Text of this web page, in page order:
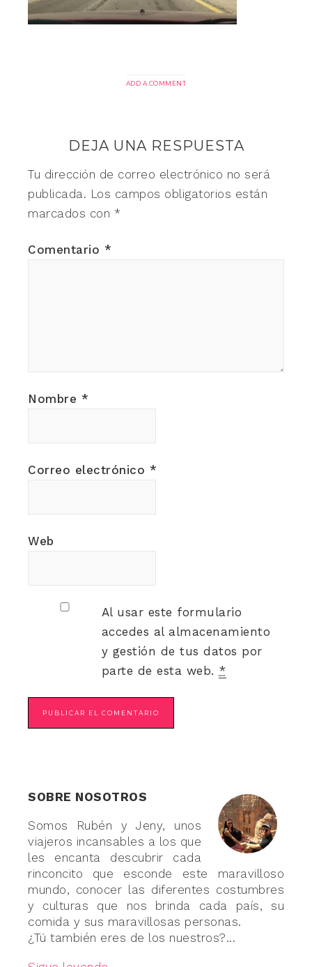
ADD A COMMENT
DEJA UNA RESPUESTA
Tu dirección de correo electrónico no será
publicada. Los campos obligatorios están
marcados con *
Comentario *
Nombre *
Correo electrónico *
Web
Al usar este formulario
accedes al almacenamiento
y gestión de tus datos por
parte de esta web. *
SOBRE NOSOTROS
Somos Rubén y Jeny, unos
viajeros incansables a los que
les encanta descubrir cada
rinconcito que esconde este maravilloso
mundo, conocer las diferentes costumbres
y culturas que nos brinda cada país, su
comida y sus maravillosas personas.
¿Tú también eres de los nuestros?...